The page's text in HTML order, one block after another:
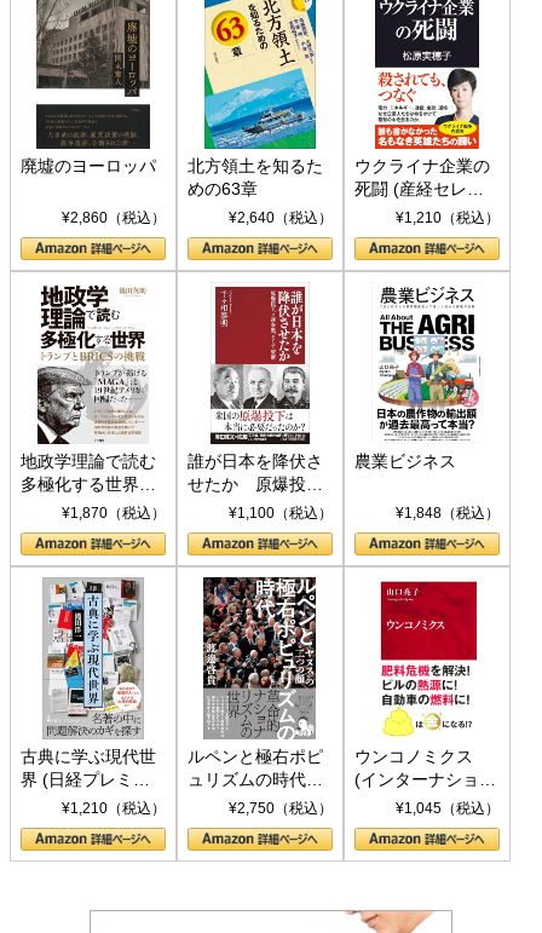
廃墟のヨーロッパ
¥2,860（税込）
北方領土を知るた
めの63章
¥2,640（税込）
ウクライナ企業の
死闘 (産経セレク
ト S 039)¥1,210（税込）
地政学理論で読む
多極化する世界：
トランプとBRICS
の挑戦
¥1,870（税込）
誰が日本を降伏さ
せたか 原爆投
下、ソ連参戦、そ
して聖断 (PHP新
書)
¥1,100（税込）
農業ビジネス
¥1,848（税込）
古典に学ぶ現代世
界 (日経プレミア
シリーズ)¥1,210（税込）
ルペンと極右ポピ
ュリズムの時代：
〈ヤヌス〉の二つ
の顔
¥2,750（税込）
ウンコノミクス
(インターナショナ
ル新書)¥1,045（税込）